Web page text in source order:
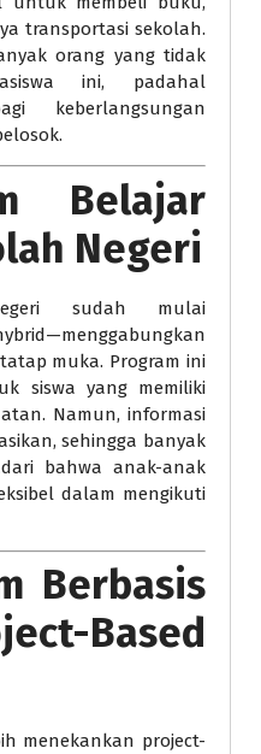
transportasi sekolah.
orang yang tidak
ini, padahal
keberlangsungan
Belajar
Negeri
sudah mulai
muka. Program ini
siswa yang memiliki
Namun, informasi
sehingga banyak
bahwa anak-anak
dalam mengikuti
Berbasis
Based
menekankan project-